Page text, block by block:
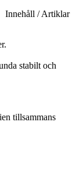
Innehåll / Artiklar
stabilt och
tillsammans